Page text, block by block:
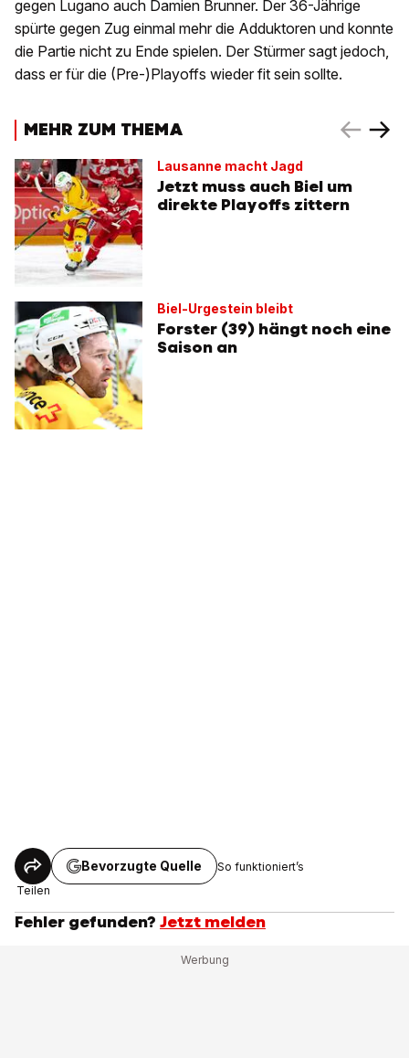
gegen Lugano auch Damien Brunner. Der 36-Jährige
spürte gegen Zug einmal mehr die Adduktoren und konnte
die Partie nicht zu Ende spielen. Der Stürmer sagt jedoch,
dass er für die (Pre-)Playoffs wieder fit sein sollte.
MEHR ZUM THEMA
Lausanne macht Jagd
Jetzt muss auch Biel um
direkte Playoffs zittern
Biel-Urgestein bleibt
Forster (39) hängt noch eine
Saison an
Teilen
Bevorzugte Quelle So funktioniert’s
Fehler gefunden? Jetzt melden